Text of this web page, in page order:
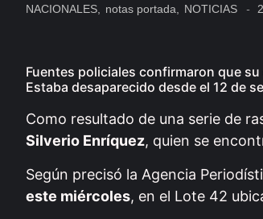
NACIONALES notas portada NOTICIAS -
Fuentes policiales confirmaron que
Estaba desaparecido desde el 12 de
Como resultado de una serie de
Silverio Enríquez, quien se
Según precisó la Agencia
este miércoles, en el Lote 42